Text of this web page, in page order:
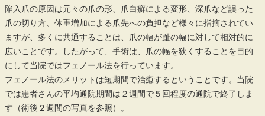
陥入爪の原因は元々の爪の形、爪白癬による変形、深爪など誤った
爪の切り方、体重増加による爪先への負担など様々に指摘されてい
ますが、多くに共通することは、爪の幅が趾の幅に対して相対的に
広いことです。したがって、手術は、爪の幅を狭くすることを目的
にして当院ではフェノール法を行っています。
フェノール法のメリットは短期間で治癒するということです。当院
では患者さんの平均通院期間は２週間で５回程度の通院で終了しま
す（術後２週間の写真を参照）。